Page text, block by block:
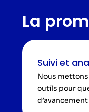
La
Suivi et
Nous
outils pour